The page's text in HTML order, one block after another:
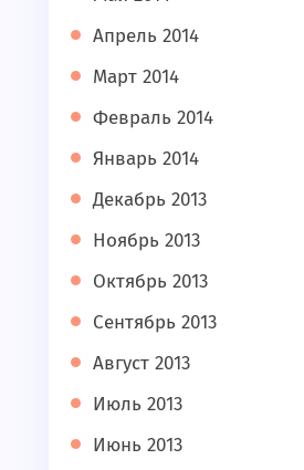
Апрель 2014
Март 2014
Февраль 2014
Январь 2014
Декабрь 2013
Ноябрь 2013
Октябрь 2013
Сентябрь 2013
Август 2013
Июль 2013
Июнь 2013